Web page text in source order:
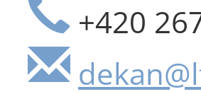
+420